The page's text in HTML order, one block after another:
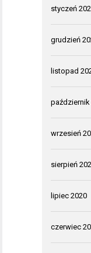
styczeń
grudzień
listopad
październik
wrzesień
sierpień
lipiec 2020
czerwiec